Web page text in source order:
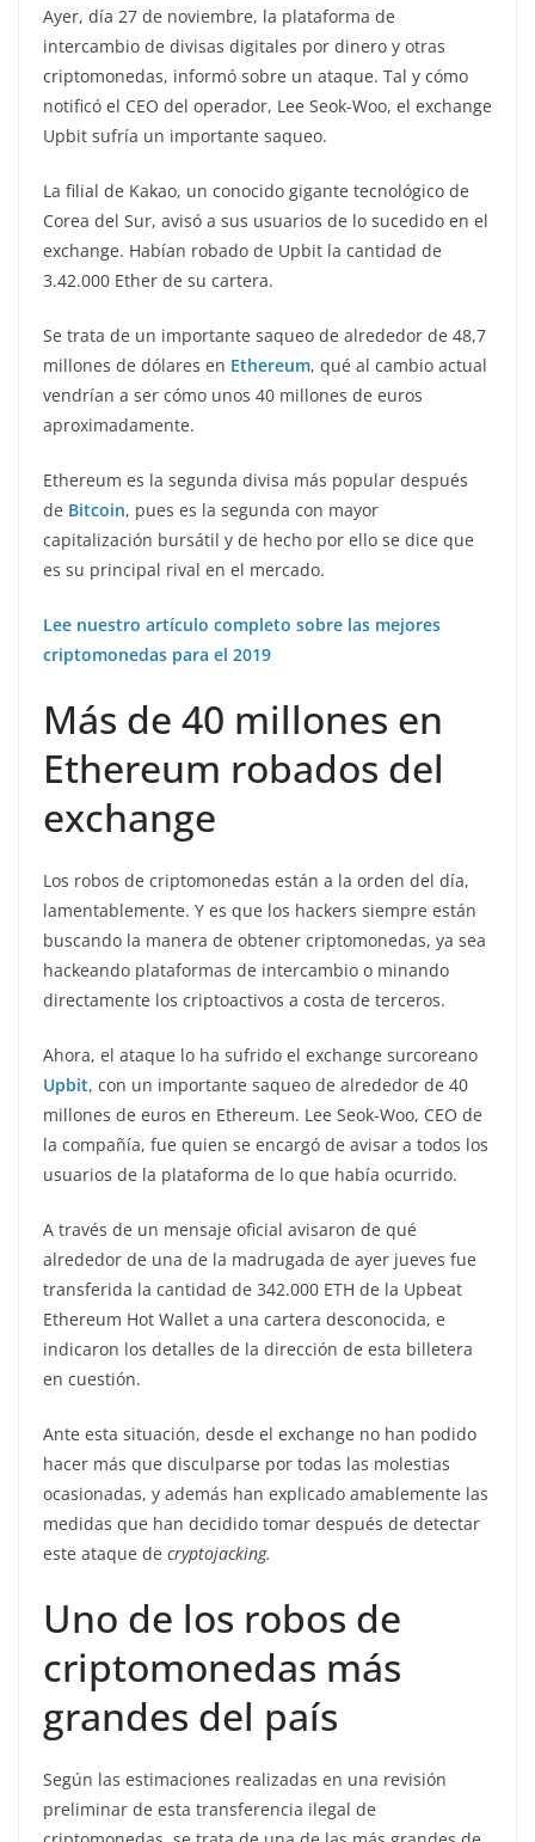
Ayer, día 27 de noviembre, la plataforma de
intercambio de divisas digitales por dinero y otras
criptomonedas, informó sobre un ataque. Tal y cómo
notificó el CEO del operador, Lee Seok-Woo, el exchange
Upbit sufría un importante saqueo.
La filial de Kakao, un conocido gigante tecnológico de
Corea del Sur, avisó a sus usuarios de lo sucedido en el
exchange. Habían robado de Upbit la cantidad de
3.42.000 Ether de su cartera.
Se trata de un importante saqueo de alrededor de 48,7
millones de dólares en Ethereum, qué al cambio actual
vendrían a ser cómo unos 40 millones de euros
aproximadamente.
Ethereum es la segunda divisa más popular después
de Bitcoin, pues es la segunda con mayor
capitalización bursátil y de hecho por ello se dice que
es su principal rival en el mercado.
Lee nuestro artículo completo sobre las mejores
criptomonedas para el 2019
Más de 40 millones en
Ethereum robados del
exchange
Los robos de criptomonedas están a la orden del día,
lamentablemente. Y es que los hackers siempre están
buscando la manera de obtener criptomonedas, ya sea
hackeando plataformas de intercambio o minando
directamente los criptoactivos a costa de terceros.
Ahora, el ataque lo ha sufrido el exchange surcoreano
Upbit, con un importante saqueo de alrededor de 40
millones de euros en Ethereum. Lee Seok-Woo, CEO de
la compañía, fue quien se encargó de avisar a todos los
usuarios de la plataforma de lo que había ocurrido.
A través de un mensaje oficial avisaron de qué
alrededor de una de la madrugada de ayer jueves fue
transferida la cantidad de 342.000 ETH de la Upbeat
Ethereum Hot Wallet a una cartera desconocida, e
indicaron los detalles de la dirección de esta billetera
en cuestión.
Ante esta situación, desde el exchange no han podido
hacer más que disculparse por todas las molestias
ocasionadas, y además han explicado amablemente las
medidas que han decidido tomar después de detectar
este ataque de cryptojacking.
Uno de los robos de
criptomonedas más
grandes del país
Según las estimaciones realizadas en una revisión
preliminar de esta transferencia ilegal de